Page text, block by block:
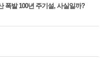
폭발 100년 주기설, 사실일까?